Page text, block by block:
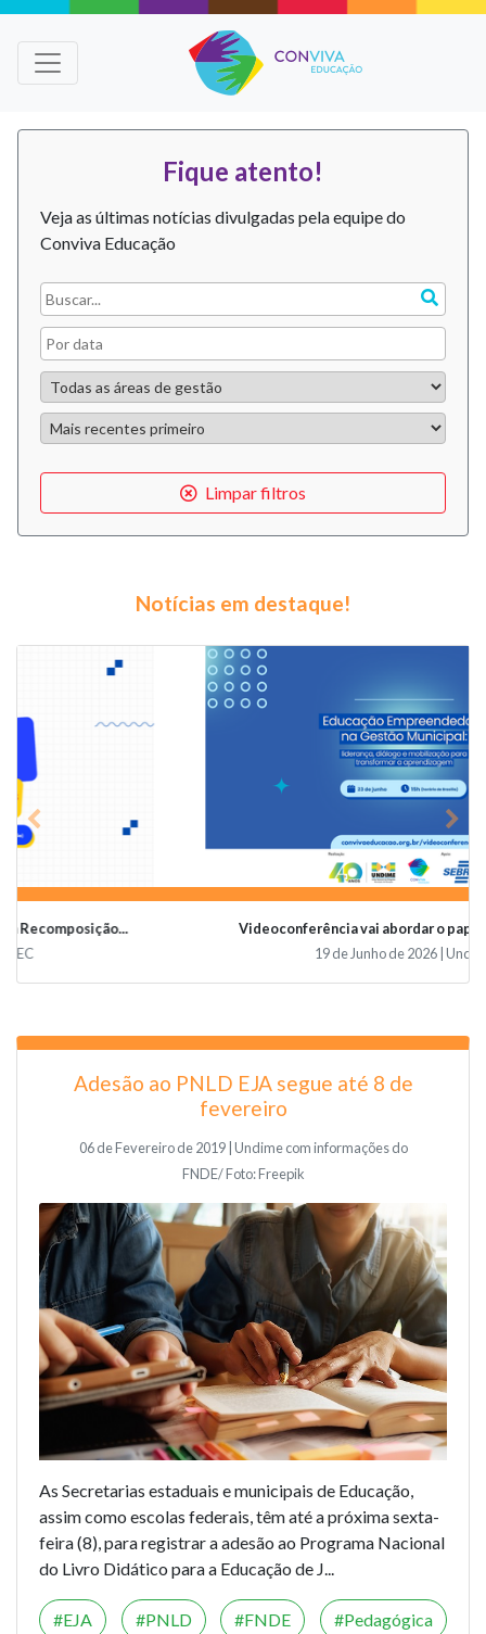
Fique atento!
Veja as últimas notícias divulgadas pela equipe do
Conviva Educação
Limpar filtros
Notícias em destaque!
Videoconferência vai abordar o papel da educaçã...
19 de Junho de 2026 | Undime
Previous
Adesão ao PNLD EJA segue até 8 de
fevereiro
06 de Fevereiro de 2019 | Undime com informações do
FNDE/ Foto: Freepik
As Secretarias estaduais e municipais de Educação,
assim como escolas federais, têm até a próxima sexta-
feira (8), para registrar a adesão ao Programa Nacional
do Livro Didático para a Educação de J...
EJA PNLD FNDE Pedagógica